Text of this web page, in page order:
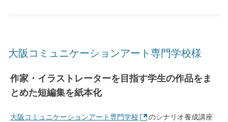
大阪コミュニケーションアート専門学校様
作家・イラストレーターを目指す学生の作品をま
とめた短編集を紙本化
大阪コミュニケーションアート専門学校 のシナリオ養成講座